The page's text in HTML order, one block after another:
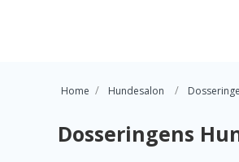
Home Hundesalon
Dosseringens